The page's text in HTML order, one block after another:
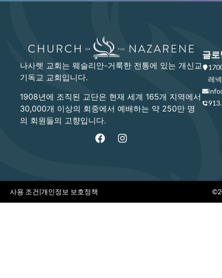
나사렛 교회는 웨슬리안-거룩한 전통에 있는 개신교
기독교 교회입니다.
1908년에 조직된 교단은 현재 세계 165개 지역에서
30,000개 이상의 회중에서 예배하는 약 250만 명
의 회원들의 고향입니다.
글로
레
사용 조건|개인정보 보호정책